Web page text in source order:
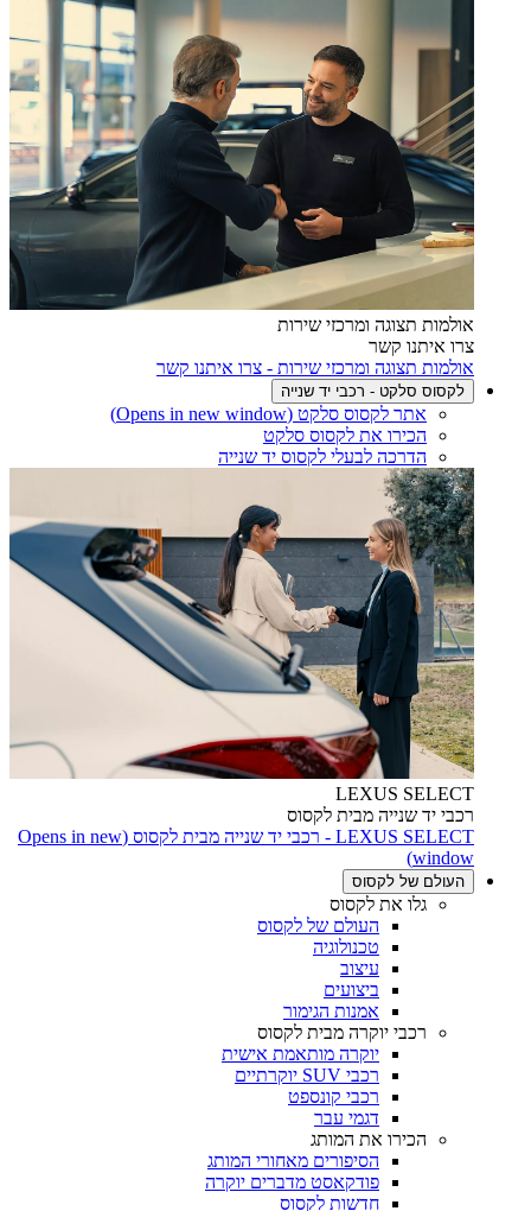
אולמות תצוגה ומרכזי שירות
צרו איתנו קשר
אולמות תצוגה ומרכזי שירות - צרו איתנו קשר
לקסוס סלקט - רכבי יד שנייה
אתר לקסוס סלקט (Opens in new window)
הכירו את לקסוס סלקט
הדרכה לבעלי לקסוס יד שנייה
LEXUS SELECT
רכבי יד שנייה מבית לקסוס
LEXUS SELECT - רכבי יד שנייה מבית לקסוס
(Opens in new
window)
העולם של לקסוס
גלו את לקסוס
העולם של לקסוס
טכנולוגיה
עיצוב
ביצועים
אמנות הגימור
רכבי יוקרה מבית לקסוס
יוקרה מותאמת אישית
רכבי SUV יוקרתיים
רכבי קונספט
דגמי עבר
הכירו את המותג
הסיפורים מאחורי המותג
פודקאסט מדברים יוקרה
חדשות לקסוס